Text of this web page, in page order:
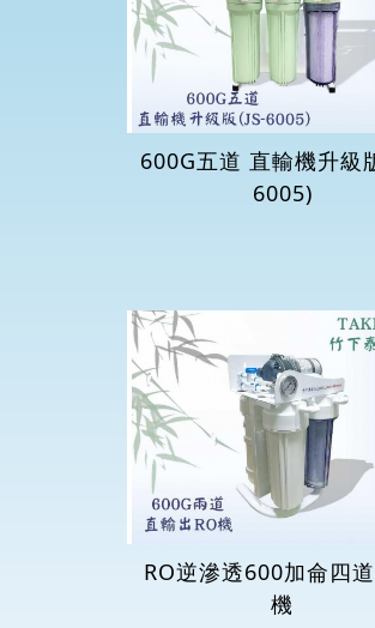
600G五道 直輸機升級
6005)
RO逆滲透600加侖四
機